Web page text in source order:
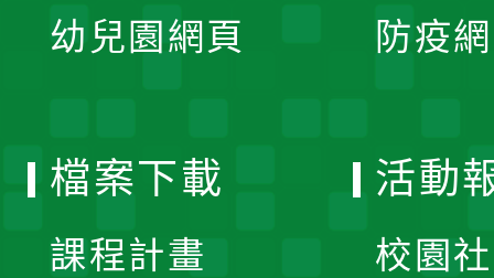
幼兒園網頁 防疫
檔案下載
課程計畫
活動
校園